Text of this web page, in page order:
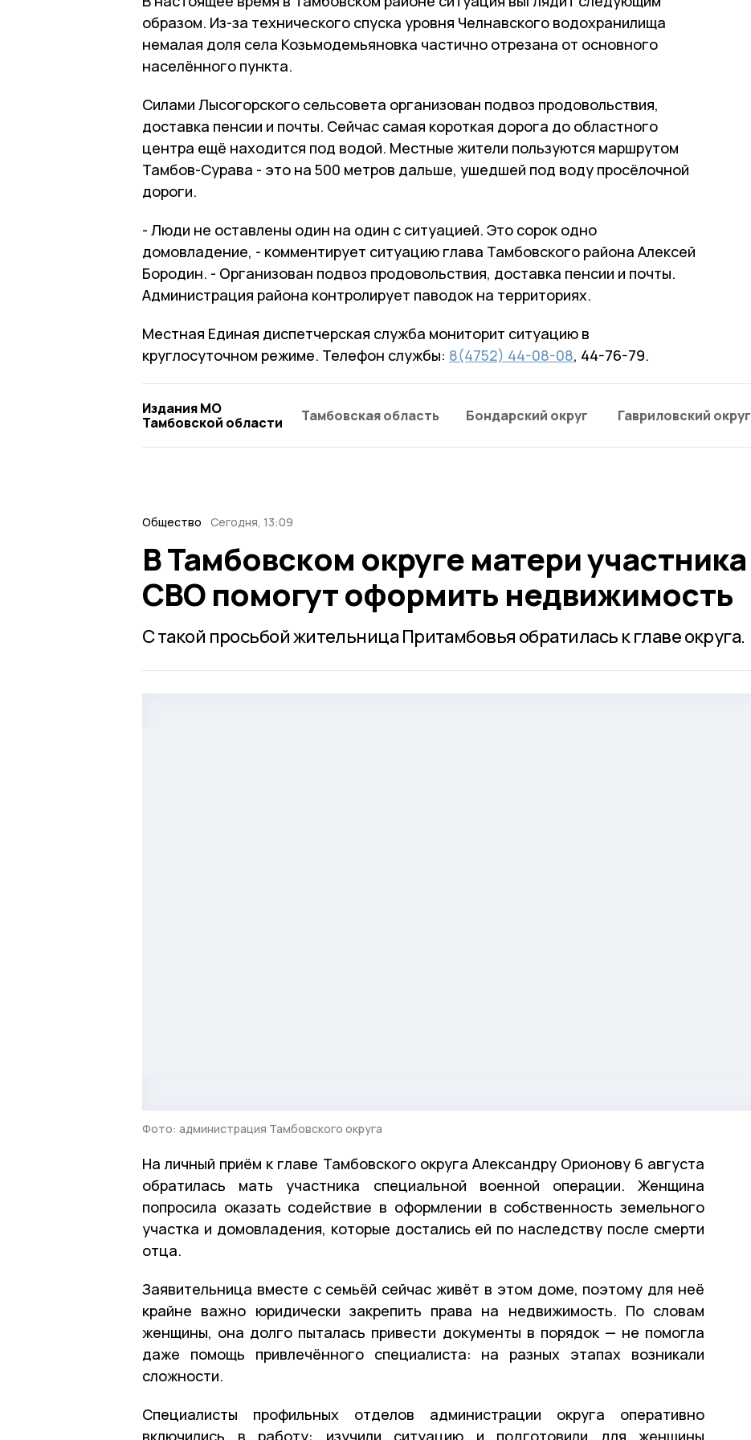
образом. Из-за технического спуска уровня Челнавского водохранилища
немалая доля села Козьмодемьяновка частично отрезана от основного
населённого пункта.
Силами Лысогорского сельсовета организован подвоз продовольствия,
доставка пенсии и почты. Сейчас самая короткая дорога до областного
центра ещё находится под водой. Местные жители пользуются маршрутом
Тамбов-Сурава - это на 500 метров дальше, ушедшей под воду просёлочной
дороги.
- Люди не оставлены один на один с ситуацией. Это сорок одно
домовладение, - комментирует ситуацию глава Тамбовского района Алексей
Бородин. - Организован подвоз продовольствия, доставка пенсии и почты.
Администрация района контролирует паводок на территориях.
Местная Единая диспетчерская служба мониторит ситуацию в
круглосуточном режиме. Телефон службы: 8(4752) 44-08-08, 44-76-79.
Издания МО
Тамбовской области
Тамбовская область Бондарский округ Гавриловский округ
Общество Сегодня, 13:09
В Тамбовском округе матери участника
СВО помогут оформить недвижимость
С такой просьбой жительница Притамбовья обратилась к главе округа.
Фото: администрация Тамбовского округа
На личный приём к главе Тамбовского округа Александру Орионову 6 августа
обратилась мать участника специальной военной операции. Женщина
попросила оказать содействие в оформлении в собственность земельного
участка и домовладения, которые достались ей по наследству после смерти
отца.
Заявительница вместе с семьёй сейчас живёт в этом доме, поэтому для неё
крайне важно юридически закрепить права на недвижимость. По словам
женщины, она долго пыталась привести документы в порядок — не помогла
даже помощь привлечённого специалиста: на разных этапах возникали
сложности.
Специалисты профильных отделов администрации округа оперативно